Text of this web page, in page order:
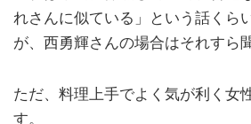
れさんに似ている」という話くら
が、西勇輝さんの場合はそれすら
ただ、料理上手でよく気が利く女
す。